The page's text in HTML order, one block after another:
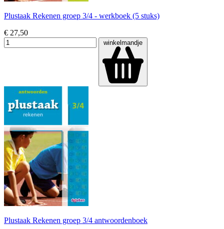
Plustaak Rekenen groep 3/4 - werkboek (5 stuks)
€ 27,50
winkelmandje
Plustaak Rekenen groep 3/4 antwoordenboek